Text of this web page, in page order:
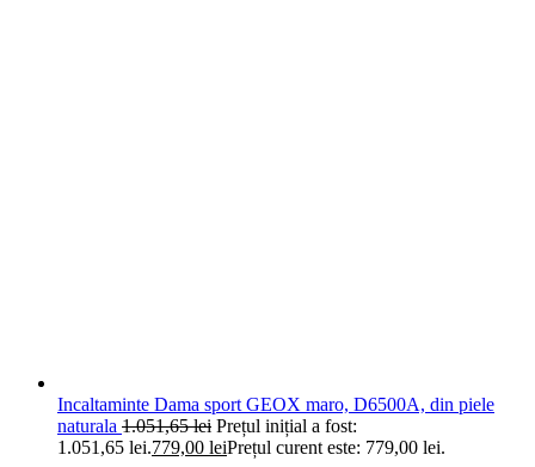
Incaltaminte Dama sport GEOX maro, D6500A, din piele
naturala 1.051,65lei Prețul inițial a fost:
1.051,65 lei.779,00 leiPrețul curent este: 779,00 lei.